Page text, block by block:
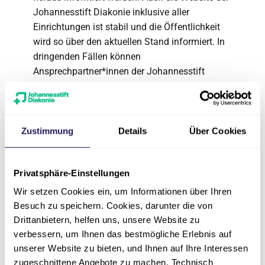
Zustimmung Details Über Cookies
Privatsphäre-Einstellungen
Wir setzen Cookies ein, um Informationen über Ihren
Besuch zu speichern. Cookies, darunter die von
Drittanbietern, helfen uns, unsere Website zu
verbessern, um Ihnen das bestmögliche Erlebnis auf
unserer Website zu bieten, und Ihnen auf Ihre Interessen
zugeschnittene Angebote zu machen. Technisch
Johannesstift Diakonie inklusive aller
Einrichtungen ist stabil und die Öffentlichkeit
wird so über den aktuellen Stand informiert. In
dringenden Fällen können
Ansprechpartner*innen der Johannesstift
Über die Johannesstift
Diakonie
Die Johannesstift Diakonie gAG ist das größte
konfessionelle Gesundheits- und
Sozialunternehmen in der Region Berlin und
Nordostdeutschland. Über 11.740
Mitarbeitende leisten moderne Medizin,
zugewandte Betreuung und Beratung im